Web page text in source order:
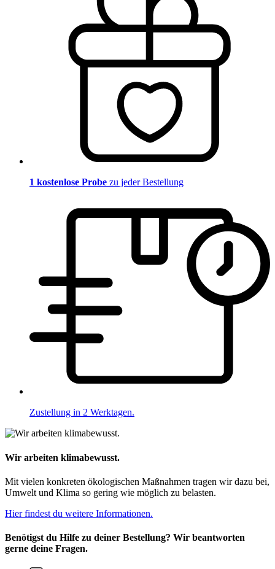
1 kostenlose Probe zu jeder Bestellung
Zustellung in 2 Werktagen.
Wir arbeiten klimabewusst.
Mit vielen konkreten ökologischen Maßnahmen tragen wir dazu bei,
Umwelt und Klima so gering wie möglich zu belasten.
Hier findest du weitere Informationen.
Benötigst du Hilfe zu deiner Bestellung? Wir beantworten
gerne deine Fragen.